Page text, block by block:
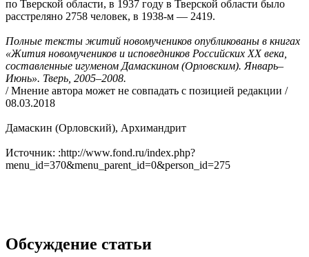
по Тверской области, в 1937 году в Тверской области было
расстреляно 2758 человек, в 1938-м — 2419.
Полные тексты житий новомучеников опубликованы в книгах
«Жития новомучеников и исповедников Российских ХХ века,
составленные игуменом Дамаскином (Орловским). Январь–
Июнь». Тверь, 2005–2008.
/ Мнение автора может не совпадать с позицией редакции /
08.03.2018
Дамаскин (Орловский), Архимандрит
Источник: :http://www.fond.ru/index.php?
menu_id=370&menu_parent_id=0&person_id=275
Обсуждение статьи